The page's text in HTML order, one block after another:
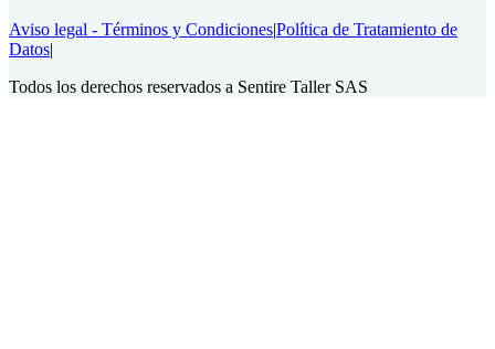
Aviso legal - Términos y Condiciones|Política de Tratamiento de
Datos|
Todos los derechos reservados a Sentire Taller SAS